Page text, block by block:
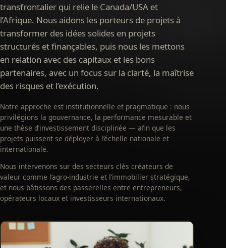
transfrontalier qui relie le Canada/USA et
l’Afrique. Nous aidons les porteurs de projets à
transformer des idées solides en projets
structurés et finançables, puis nous les mettons
en relation avec des capitaux et les bons
partenaires, avec un focus sur la clarté, la maîtrise
des risques et l’exécution.
Notre approche est institutionnelle et pragmatique : nous
privilégions la gouvernance, la performance mesurable et
une thèse d’investissement disciplinée — afin que les
projets puissent se déployer à l’échelle nationale et
internationale.
Nous intervenons sur des secteurs clés créateurs de
valeur comme l’agro-industrie et l’immobilier stratégique,
et nous bâtissons des passerelles entre entrepreneurs,
opérateurs locaux et investisseurs internationaux.